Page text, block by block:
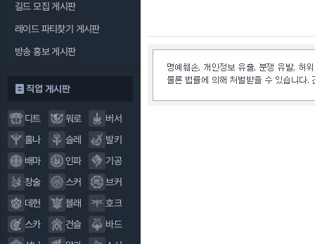
길드 모집 게시판
레이드 파티찾기 게시판
방송 홍보 게시판
직업 게시판
디트 워로
버서
홀나
슬레
발키
배마
인파
기공
창술
스커
브커
데헌
블래
호크
스카
건슬
바드